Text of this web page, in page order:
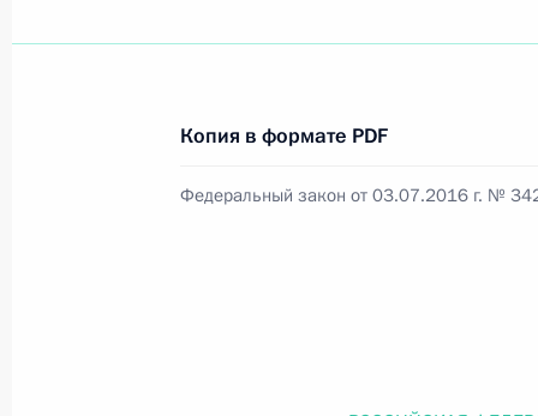
О внесении изменений в статью 11
Копия в формате PDF
Федеральный закон от 03.07.2016 г. №